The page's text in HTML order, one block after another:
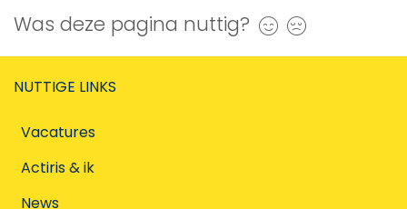
Was deze pagina nuttig? Ja
NUTTIGE LINKS
Vacatures
Actiris & ik
News